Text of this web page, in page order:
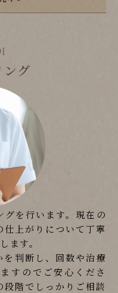
ング
グを行います。現在の
上がりについて丁寧
ます。
判断し、回数や治療
すのでご安心くださ
階でしっかりご相談